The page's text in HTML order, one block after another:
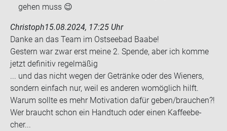
gehen muss 😉
Christoph15.08.2024, 17:25 Uhr
Danke an das Team im Ost­see­bad Baabe!
Ges­tern war zwar erst meine 2. Spen­de, aber ich komme
jetzt de­fi­ni­tiv re­gel­mä­ßig
... und das nicht wegen der Ge­trän­ke oder des Wie­ners,
son­dern ein­fach nur, weil es an­de­ren wo­mög­lich hilft.
Warum soll­te es mehr Mo­ti­va­ti­on dafür geben/brau­chen?!
Wer braucht schon ein Hand­tuch oder einen Kaf­fee­be­
cher...